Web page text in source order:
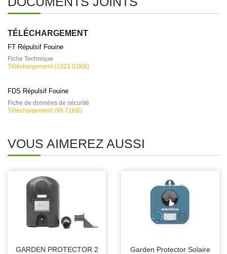
TÉLÉCHARGEMENT
FT Répulsif Fouine
Fiche Technique
Téléchargement (1023.02KB)
FDS Répulsif Fouine
Fiche de données de sécurité
Téléchargement (99.71KB)
VOUS AIMEREZ AUSSI
GARDEN PROTECTOR 2
Garden Protector Solaire